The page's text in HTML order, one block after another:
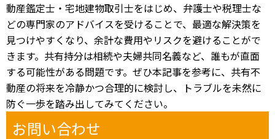
動産鑑定士・宅地建物取引士をはじめ、弁護士や税理士な
どの専門家のアドバイスを受けることで、最適な解決策を
見つけやすくなり、余計な費用やリスクを避けることがで
きます。共有持分は相続や夫婦共同名義など、誰もが直面
する可能性がある問題です。ぜひ本記事を参考に、共有不
動産の将来を冷静かつ合理的に検討し、トラブルを未然に
防ぐ一歩を踏み出してみてください。
お問い合わせ